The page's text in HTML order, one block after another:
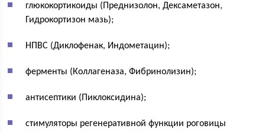
глюкокортикоиды (Преднизолон, Дексаметазон,
Гидрокортизон мазь);
НПВС (Диклофенак, Индометацин);
ферменты (Коллагеназа, Фибринолизин);
антисептики (Пиклоксидина);
стимуляторы регенеративной функции роговицы